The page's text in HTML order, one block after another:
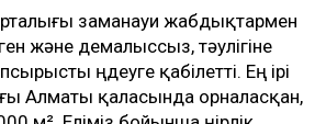
заманауи жабдықтармен
және демалыссыз, тәулігіне
өңдеуге қабілетті. Ең ірі
Алматы қаласында орналасқан,